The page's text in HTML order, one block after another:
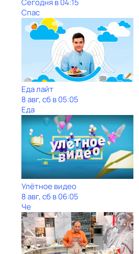
Сегодня в 04:15
Спас
Еда лайт
8 авг, сб в 05:05
Еда
Улётное видео
8 авг, сб в 06:05
Че